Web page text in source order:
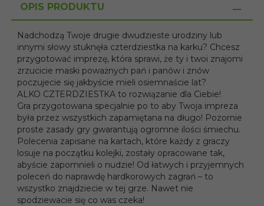
OPIS PRODUKTU
Nadchodzą Twoje drugie dwudzieste urodziny lub
innymi słowy stuknęła czterdziestka na karku? Chcesz
przygotować imprezę, która sprawi, że ty i twoi znajomi
zrzucicie maski poważnych pań i panów i znów
poczujecie się jakbyście mieli osiemnaście lat?
ALKO CZTERDZIESTKA to rozwiązanie dla Ciebie!
Gra przygotowana specjalnie po to aby Twoja impreza
była przez wszystkich zapamiętana na długo! Pozornie
proste zasady gry gwarantują ogromne ilości śmiechu.
Polecenia zapisane na kartach, które każdy z graczy
losuje na początku kolejki, zostały opracowane tak,
abyście zapomnieli o nudzie! Od łatwych i przyjemnych
poleceń do naprawdę hardkorowych zagrań – to
wszystko znajdziecie w tej grze. Nawet nie
spodziewacie się co was czeka!